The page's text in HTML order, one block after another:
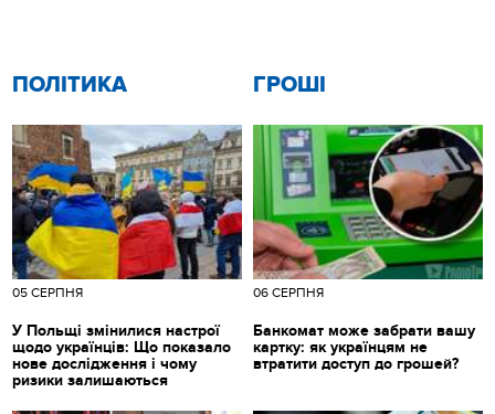
ПОЛІТИКА
05 СЕРПНЯ
У Польщі змінилися настрої
щодо українців: Що показало
нове дослідження і чому
ризики залишаються
ГРОШІ
06 СЕРПНЯ
Банкомат може забрати вашу
картку: як українцям не
втратити доступ до грошей?